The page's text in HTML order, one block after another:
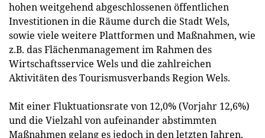
hohen weitgehend abgeschlossenen öffentlichen
Investitionen in die Räume durch die Stadt Wels,
sowie viele weitere Plattformen und Maßnahmen, wie
z.B. das Flächenmanagement im Rahmen des
Wirtschaftsservice Wels und die zahlreichen
Aktivitäten des Tourismusverbands Region Wels.
Mit einer Fluktuationsrate von 12,0% (Vorjahr 12,6%)
und die Vielzahl von aufeinander abstimmten
Maßnahmen gelang es jedoch in den letzten Jahren,